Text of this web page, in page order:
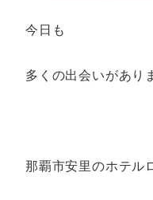
今日も
多くの出会いがあり
那覇市安里のホテル